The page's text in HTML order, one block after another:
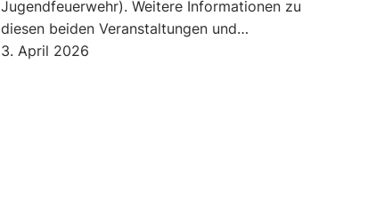
Jugendfeuerwehr). Weitere Informationen zu
diesen beiden Veranstaltungen und…
3. April 2026